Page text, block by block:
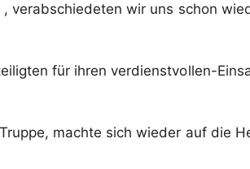
verabschiedeten wir uns schon
für ihren verdienstvollen-
machte sich wieder auf die